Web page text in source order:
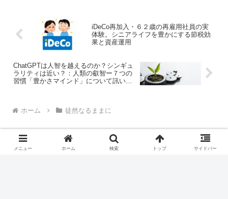
iDeCo再加入・６２歳の再雇用社員の実
体験。シニアライフを豊かにする節税効
果と資産運用
ChatGPTは人智を越えるのか？シンギュ
ラリティは近い？：人類の叡智ー７つの
習慣「豊かさマインド」について訊いて
ホーム 徒然なるままに
メニュー ホーム 検索 トップ サイドバー